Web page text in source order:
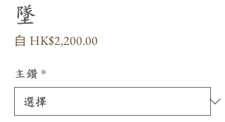
墜
自 HK$2,200.00促
格
主鑽 *